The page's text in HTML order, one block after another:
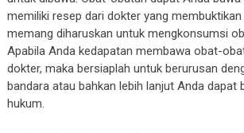
memiliki resep dari dokter yang
memang diharuskan untuk mengkonsumsi
Apabila Anda kedapatan membawa obat-
dokter, maka bersiaplah untuk berurusan
bandara atau bahkan lebih lanjut Anda dapat
hukum.